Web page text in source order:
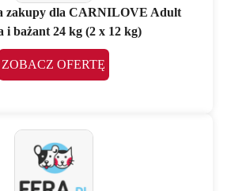
zakupy dla CARNILOVE Adult
i bażant 24 kg (2 x 12 kg)
ZOBACZ OFERTĘ